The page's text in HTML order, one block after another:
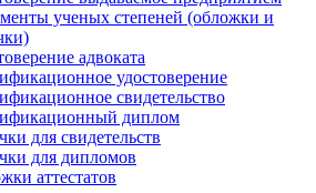
ученых степеней (обложки и
адвоката
удостоверение
свидетельство
диплом
для свидетельств
для дипломов
аттестатов